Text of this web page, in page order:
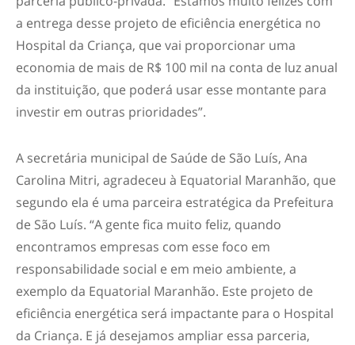
a entrega desse projeto de eficiência energética no
Hospital da Criança, que vai proporcionar uma
economia de mais de R$ 100 mil na conta de luz anual
da instituição, que poderá usar esse montante para
investir em outras prioridades”.
A secretária municipal de Saúde de São Luís, Ana
Carolina Mitri, agradeceu à Equatorial Maranhão, que
segundo ela é uma parceira estratégica da Prefeitura
de São Luís. “A gente fica muito feliz, quando
encontramos empresas com esse foco em
responsabilidade social e em meio ambiente, a
exemplo da Equatorial Maranhão. Este projeto de
eficiência energética será impactante para o Hospital
da Criança. E já desejamos ampliar essa parceria,